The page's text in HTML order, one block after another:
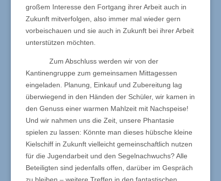
großem Interesse den Fortgang ihrer Arbeit auch in
Zukunft mitverfolgen, also immer mal wieder gern
vorbeischauen und sie auch in Zukunft bei ihrer Arbeit
unterstützen möchten.
Zum Abschluss werden wir von der
Kantinengruppe zum gemeinsamen Mittagessen
eingeladen. Planung, Einkauf und Zubereitung lag
überwiegend in den Händen der Schüler, wir kamen in
den Genuss einer warmen Mahlzeit mit Nachspeise!
Und wir nahmen uns die Zeit, unsere Phantasie
spielen zu lassen: Könnte man dieses hübsche kleine
Kielschiff in Zukunft vielleicht gemeinschaftlich nutzen
für die Jugendarbeit und den Segelnachwuchs? Alle
Beteiligten sind jedenfalls offen, darüber im Gespräch